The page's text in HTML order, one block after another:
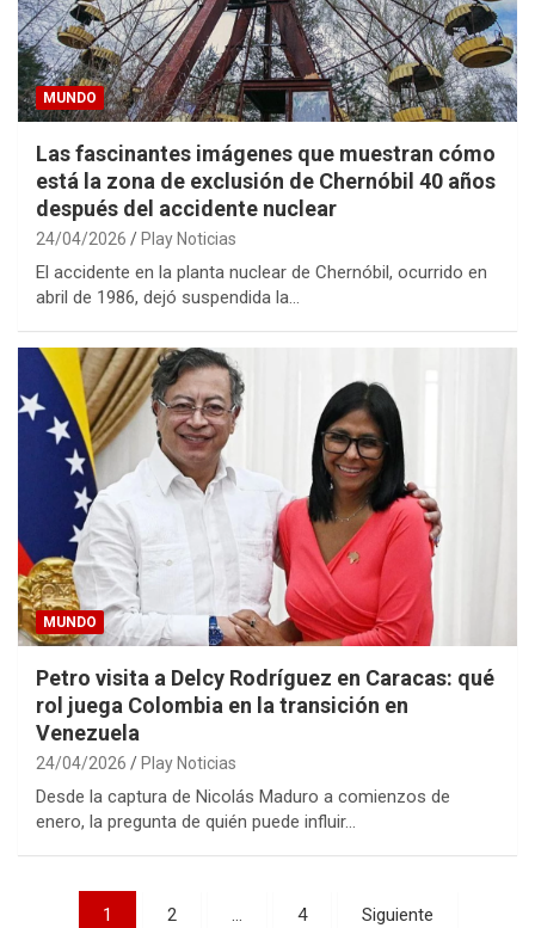
MUNDO
Las fascinantes imágenes que muestran cómo
está la zona de exclusión de Chernóbil 40 años
después del accidente nuclear
24/04/2026 Play Noticias
El accidente en la planta nuclear de Chernóbil, ocurrido en
abril de 1986, dejó suspendida la…
MUNDO
Petro visita a Delcy Rodríguez en Caracas: qué
rol juega Colombia en la transición en
Venezuela
24/04/2026 Play Noticias
Desde la captura de Nicolás Maduro a comienzos de
enero, la pregunta de quién puede influir…
Paginación
1 2 … 4 Siguiente